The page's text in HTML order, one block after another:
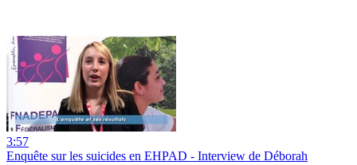
3:57
Enquête sur les suicides en EHPAD - Interview de Déborah